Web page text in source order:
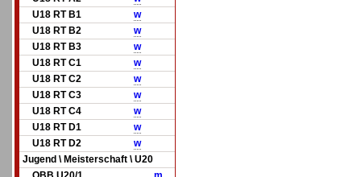
U18 RT B1
w
U18 RT B2
w
U18 RT B3
w
U18 RT C1
w
U18 RT C2
w
U18 RT C3
w
U18 RT C4
w
U18 RT D1
w
U18 RT D2
w
Jugend \ Meisterschaft \ U20